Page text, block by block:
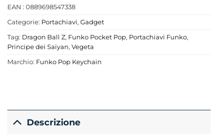
EAN : 0889698547338
Categorie: Portachiavi, Gadget
Tag: Dragon Ball Z, Funko Pocket Pop, Portachiavi Funko,
Principe dei Saiyan, Vegeta
Marchio: Funko Pop Keychain
Descrizione